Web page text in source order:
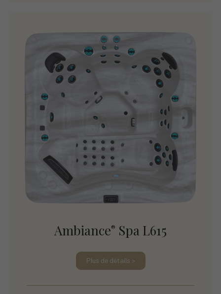
Ambiance® Spa L615
Plus de détails >